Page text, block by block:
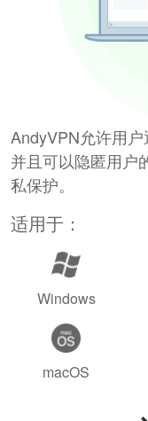
AndyVPN允许用
并且可以隐匿用户
私保护。
适用于：
Windows
macOS